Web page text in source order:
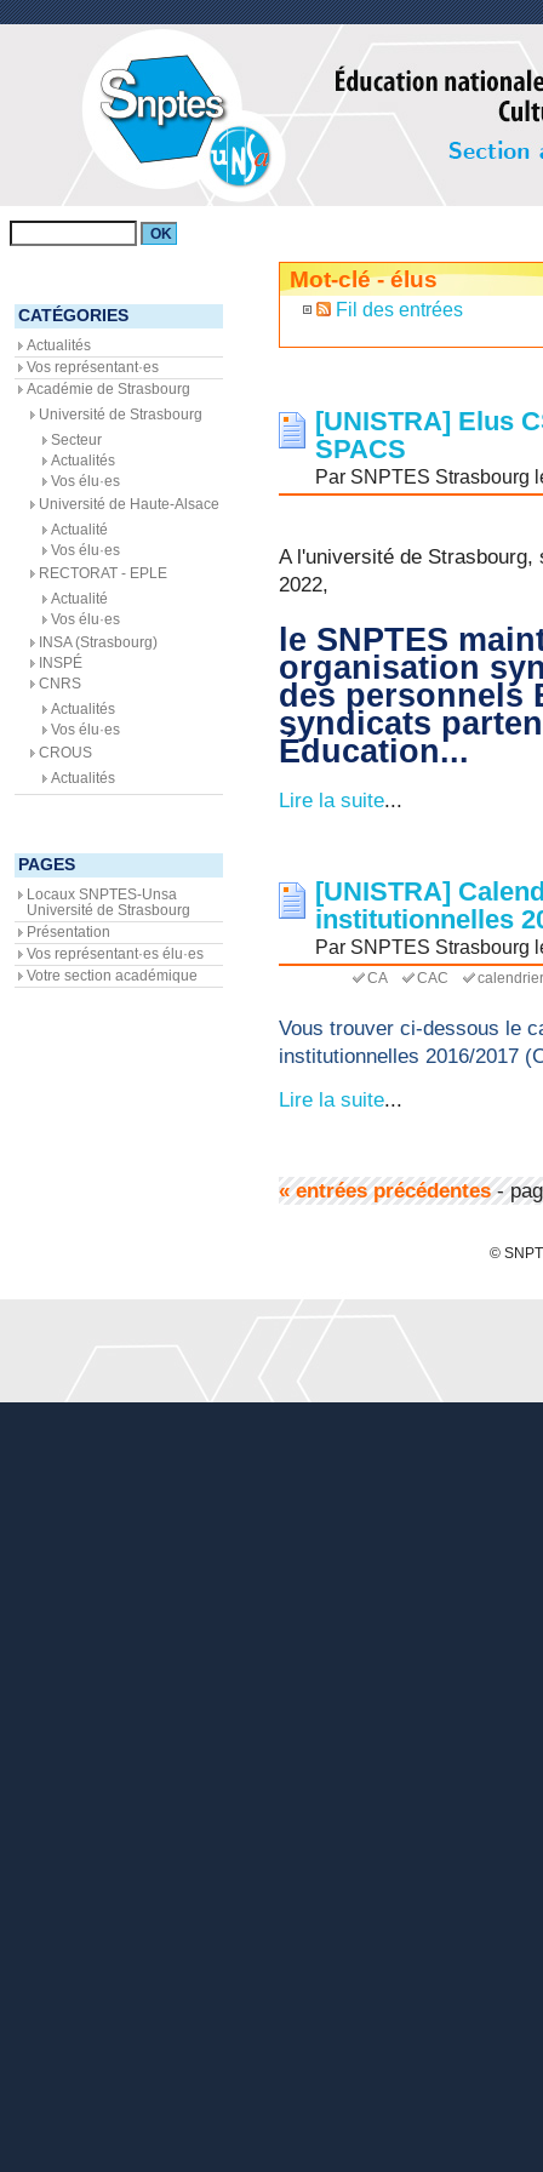
Mot-clé - élus
Fil des entrées
[UNISTRA] Elus
SPACS
Par SNPTES Strasbourg
A l'université de
2022,
le SNPTES
organisation
des personnels
syndicats
Éducation...
Lire la suite...
[UNISTRA]
institutionnelles
Par SNPTES Strasbourg
CA CAC calendrier
Vous trouver ci-dessous le
institutionnelles 2016/2017
Lire la suite...
« entrées précédentes -
CATÉGORIES
Actualités
Vos représentant·es
Académie de Strasbourg
Université de Strasbourg
Secteur
Actualités
Vos élu·es
Université de Haute-Alsace
Actualité
Vos élu·es
RECTORAT - EPLE
Actualité
Vos élu·es
INSA (Strasbourg)
INSPÉ
CNRS
Actualités
Vos élu·es
CROUS
Actualités
PAGES
Locaux SNPTES-Unsa
Université de Strasbourg
Présentation
Vos représentant·es élu·es
Votre section académique
©